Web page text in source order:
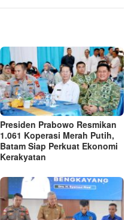
Presiden Prabowo Resmikan
1.061 Koperasi Merah Putih,
Batam Siap Perkuat Ekonomi
Kerakyatan